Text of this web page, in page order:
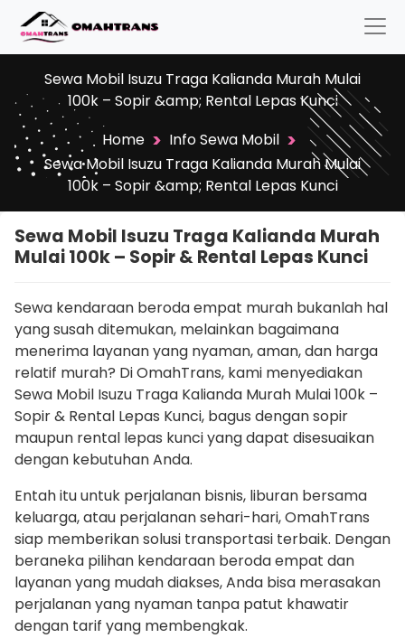
Sewa Mobil Isuzu Traga Kalianda Murah Mulai
100k – Sopir &amp; Rental Lepas Kunci
Home > Info Sewa Mobil >
Sewa Mobil Isuzu Traga Kalianda Murah Mulai
100k – Sopir &amp; Rental Lepas Kunci
Sewa Mobil Isuzu Traga Kalianda Murah
Mulai 100k – Sopir & Rental Lepas Kunci
Sewa kendaraan beroda empat murah bukanlah hal
yang susah ditemukan, melainkan bagaimana
menerima layanan yang nyaman, aman, dan harga
relatif murah? Di OmahTrans, kami menyediakan
Sewa Mobil Isuzu Traga Kalianda Murah Mulai 100k –
Sopir & Rental Lepas Kunci, bagus dengan sopir
maupun rental lepas kunci yang dapat disesuaikan
dengan kebutuhan Anda.
Entah itu untuk perjalanan bisnis, liburan bersama
keluarga, atau perjalanan sehari-hari, OmahTrans
siap memberikan solusi transportasi terbaik. Dengan
beraneka pilihan kendaraan beroda empat dan
layanan yang mudah diakses, Anda bisa merasakan
perjalanan yang nyaman tanpa patut khawatir
dengan tarif yang membengkak.